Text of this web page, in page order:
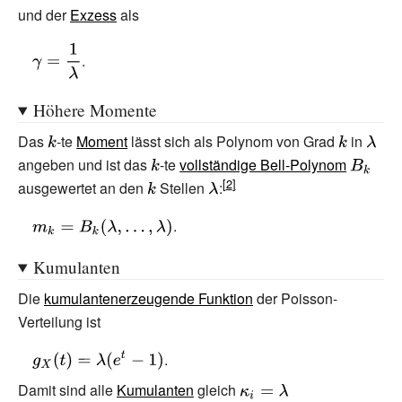
_{2}=3+{\frac
{1}{\lambda
}}}
und derExzessals
{\displaystyle
\gamma =
{\lambda }}}
.
Höhere Momente
Das {\displaystyle
k}
-te Moment lässt sich als Polynom von Grad
k}
in
angeben und ist das {\displaystyle
k}
-tevollständige Bell-Polynom
ausgewertet an den {\displaystyle
Stellen {\displaystyle
:
{\displaystyle
(\lambda
,\dots
,\lambda )}
.
Kumulanten
Die kumulantenerzeugende Funktion der Poisson-
Verteilung ist
{\displaystyle
g_{X}
.
Damit sind alle Kumulanten gleich {\displaystyle